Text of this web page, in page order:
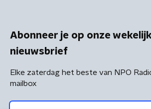
Abonneer je op onze
nieuwsbrief
Elke zaterdag het beste van NPO
mailbox